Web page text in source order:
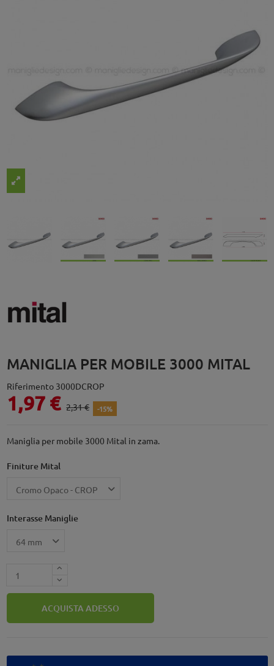
MANIGLIA PER MOBILE 3000 MITAL
Riferimento 3000DCROP
1,97 € 2,31 € -15%
Maniglia per mobile 3000 Mital in zama.
Finiture Mital
Interasse Maniglie
ACQUISTA ADESSO